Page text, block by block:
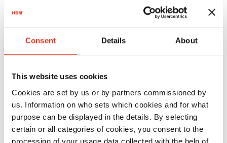
Consent Details About
This website uses cookies
Cookies are set by us or by partners commissioned by
us. Information on who sets which cookies and for what
purpose can be displayed in the details. By selecting
certain or all categories of cookies, you consent to the
processing of your usage data collected with the help of
Номер
товара:
EAN:
HSM Pure
830 - 4,5 x
30 mm
2383131